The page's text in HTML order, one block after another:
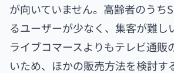
が向いていません。高齢者のうち
るユーザーが少なく、集客が難し
ライブコマースよりもテレビ通販
いため、ほかの販売方法を検討す